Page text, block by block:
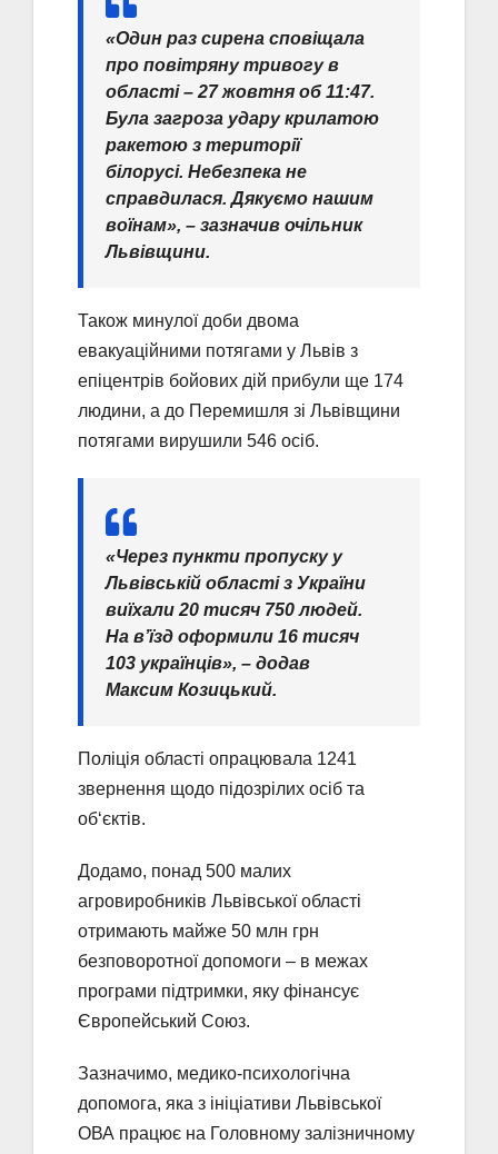
«Один раз сирена сповіщала
про повітряну тривогу в
області – 27 жовтня об 11:47.
Була загроза удару крилатою
ракетою з території
білорусі. Небезпека не
справдилася. Дякуємо нашим
воїнам», – зазначив очільник
Львівщини.
Також минулої доби двома
евакуаційними потягами у Львів з
епіцентрів бойових дій прибули ще 174
людини, а до Перемишля зі Львівщини
потягами вирушили 546 осіб.
«Через пункти пропуску у
Львівській області з України
виїхали 20 тисяч 750 людей.
На в’їзд оформили 16 тисяч
103 українців», – додав
Максим Козицький.
Поліція області опрацювала 1241
звернення щодо підозрілих осіб та
об‘єктів.
Додамо, понад 500 малих
агровиробників Львівської області
отримають майже 50 млн грн
безповоротної допомоги – в межах
програми підтримки, яку фінансує
Європейський Союз.
Зазначимо, медико-психологічна
допомога, яка з ініціативи Львівської
ОВА працює на Головному залізничному